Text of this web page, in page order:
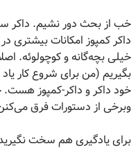
خب از بحث دور نشیم. داکر
خیلی بچه‌گانه و کوچولوئه.
بگیریم (من برای شروع کار
خود داکر و داکر-کمپوز
وبرخی از دستورات فرق
برای یادگیری هم سخت